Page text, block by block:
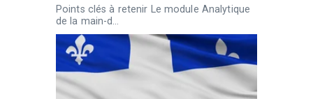
Points clés à retenir Le module Analytique
de la main-d…